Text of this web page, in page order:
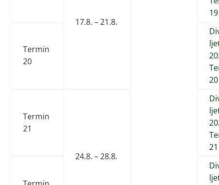
17.8. – 21.8.
19
Termin
20
20
Termin
21
24.8. – 28.8.
21